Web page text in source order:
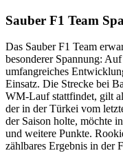
Sauber F1 Team
Das Sauber F1 Team
besonderer Spannung:
umfangreiches
Einsatz. Die Strecke bei
WM-Lauf stattfindet, gilt
der in der Türkei vom
der Saison holte, möchte
und weitere Punkte.
zählbares Ergebnis in der